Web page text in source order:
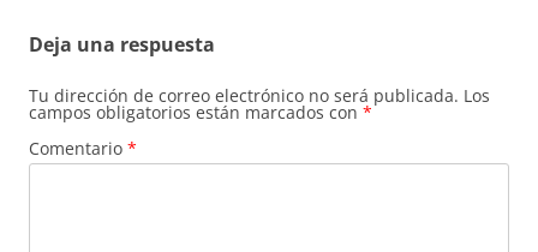
Deja una respuesta
Tu dirección de correo electrónico no será publicada. Los
campos obligatorios están marcados con *
Comentario *